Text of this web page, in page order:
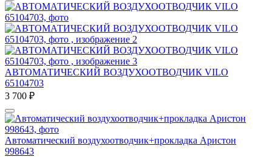
АВТОМАТИЧЕСКИЙ ВОЗДУХООТВОДЧИК VILO
65104703
3 700 ₽
Автоматический воздухоотводчик+прокладка Аристон
998643